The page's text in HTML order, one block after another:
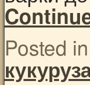
Posted in